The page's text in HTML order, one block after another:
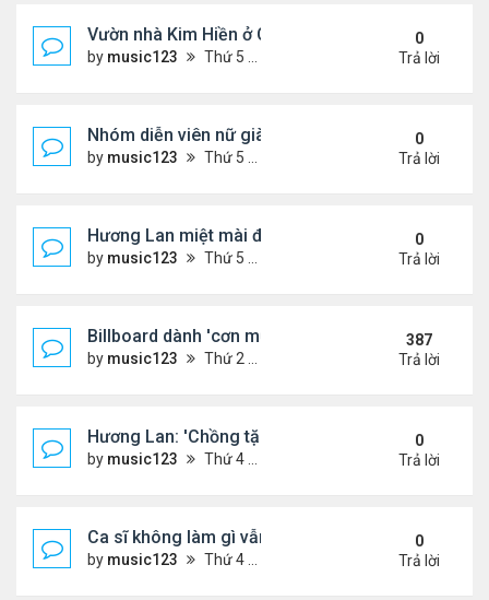
Vườn nhà Kim Hiền ở California
by music123 Thứ 5 Tháng 8 06, 2026 4:39 pm
0
Trả lời
Nhóm diễn viên nữ giàu nhất thế giới
by music123 Thứ 5 Tháng 8 06, 2026 4:32 pm
0
Trả lời
Hương Lan miệt mài đi hát ở tuổi 70
by music123 Thứ 5 Tháng 8 06, 2026 4:22 pm
0
Trả lời
Billboard dành 'cơn mưa' lời khen BTS
by music123 Thứ 2 Tháng 10 19, 2020 11:31 am
387
Trả lời
Hương Lan: 'Chồng tặng tôi khu vườn tình yêu'
by music123 Thứ 4 Tháng 8 05, 2026 7:15 pm
0
Trả lời
Ca sĩ không làm gì vẫn kiếm được 400 triệu đồng/
by music123 Thứ 4 Tháng 8 05, 2026 7:11 pm
0
Trả lời